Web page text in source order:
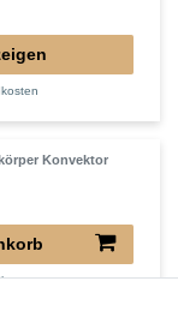
Konvektor